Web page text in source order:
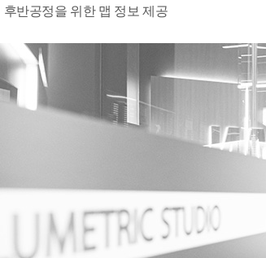
반공정을 위한 맵 정보 제공